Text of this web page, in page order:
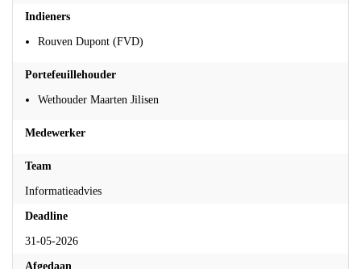
Indieners
Rouven Dupont (FVD)
Portefeuillehouder
Wethouder Maarten Jilisen
Medewerker
Team
Informatieadvies
Deadline
31-05-2026
Afgedaan